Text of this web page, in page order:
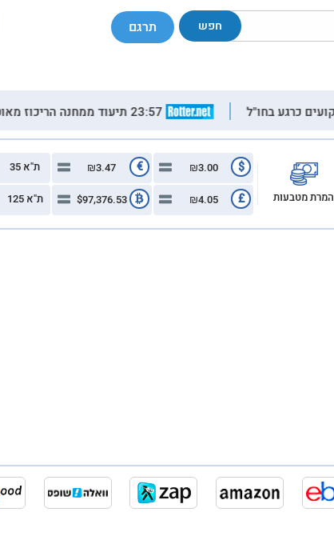
חפש תרגם
23:57 תיעוד ממחנה הריכוז מאוטהאוזן באוסטריה: תלמיד לבש חולצה עם דמותה של המחבלת דלאל מוגרבי והכיתוב ״שחררו את פלסטין״
המרת מטבעות
$
₪3.00
£
₪4.05
€
₪3.47
$97,376.53
ת"א 35
ת"א 125